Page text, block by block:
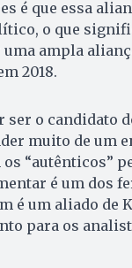
é que essa
o que
uma ampla
2018.
ser o candidato
muito de um
“autênticos”
é um dos
é um aliado de
para os